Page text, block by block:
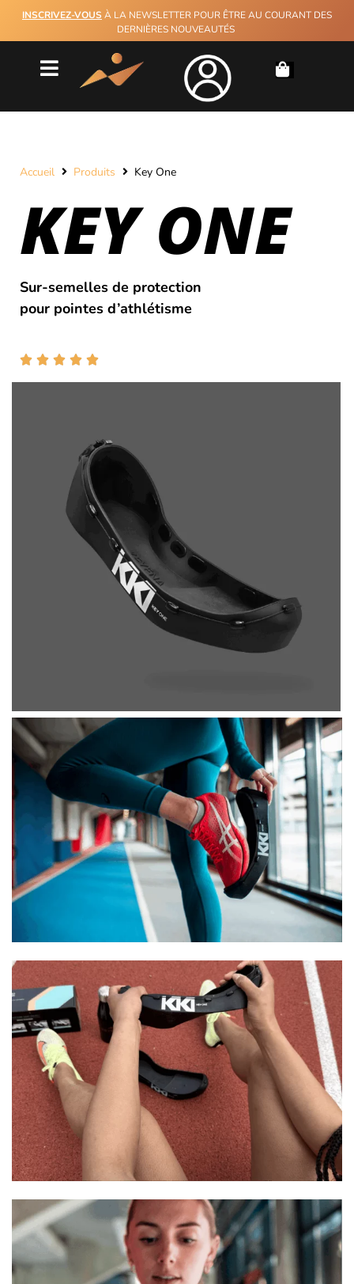
INSCRIVEZ-VOUS À LA NEWSLETTER POUR ÊTRE AU COURANT DES
DERNIÈRES NOUVEAUTÉS
Accueil Produits Key One
KEY ONE
Sur-semelles de protection
pour pointes d’athlétisme